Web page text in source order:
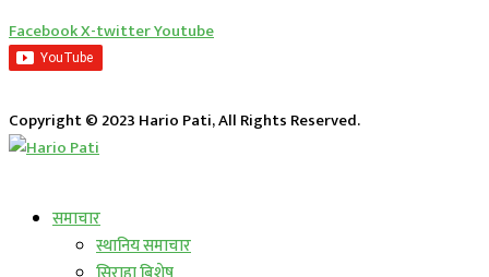
FacebookX-twitterYoutube
Copyright © 2023 Hario Pati, All Rights Reserved.
समाचार
स्थानिय समाचार